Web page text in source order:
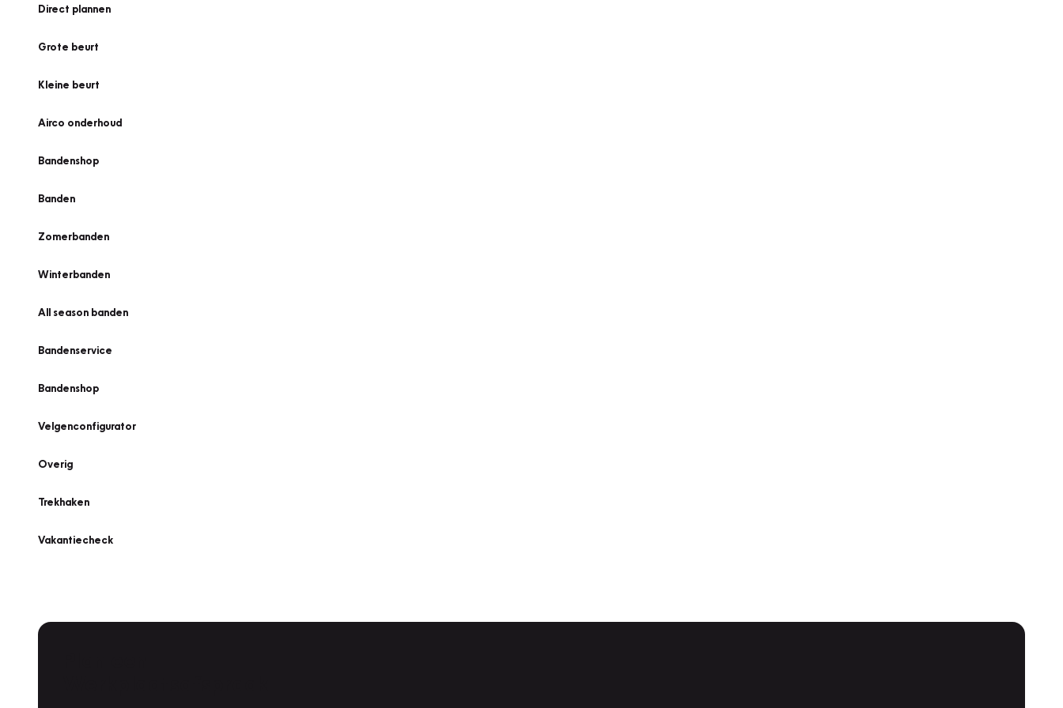
Direct plannen
Grote beurt
Kleine beurt
Airco onderhoud
Bandenshop
Banden
Zomerbanden
Winterbanden
All season banden
Bandenservice
Bandenshop
Velgenconfigurator
Overig
Trekhaken
Vakantiecheck